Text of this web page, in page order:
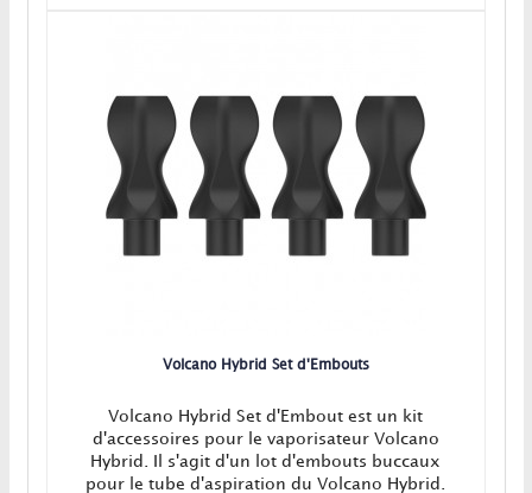
Volcano Hybrid Set d'Embouts
Volcano Hybrid Set d'Embout est un kit
d'accessoires pour le vaporisateur Volcano
Hybrid. Il s'agit d'un lot d'embouts buccaux
pour le tube d'aspiration du Volcano Hybrid.